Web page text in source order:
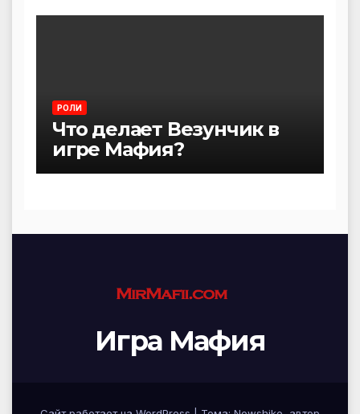
РОЛИ
Что делает Везунчик в
игре Мафия?
Игра Мафия